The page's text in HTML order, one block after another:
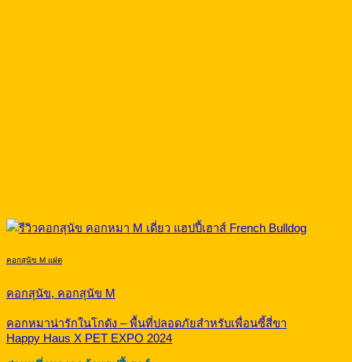
คอกสุนัข M แฝด
คอกสุนัข, คอกสุนัข M
คอกหมาน่ารักในโกดัง – พื้นที่ปลอดภัยสำหรับเพื่อนซี้สี่ขา
Happy Haus X PET EXPO 2024